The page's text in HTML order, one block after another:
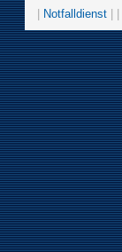
Notfalldienst